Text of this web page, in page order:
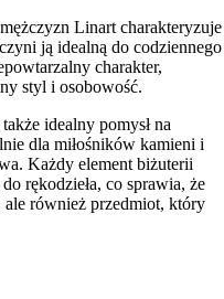
Linart charakteryzuje
ją idealną do codziennego
charakter,
styl i osobowość.
idealny pomysł na
dla miłośników kamieni i
Każdy element biżuterii
rękodzieła, co sprawia, że
również przedmiot, który